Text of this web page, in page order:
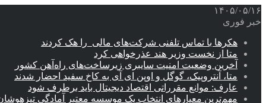
۱۴۰۵/۰۵/۱۶
خبر فوری
هکرها با تماس تلفنی شرکت‌های مالی را هک کردند
متا از نخست وزیر هند عذرخواهی کرد
آخرین وضعیت امنیت سایبری زیرساخت‌های راه‌آهن کشور
متا، آنتروپیک، گوگل و اوپن ای آی به کاخ سفید احضار شدند
عارف: موانع مقرراتی اقتصاد دیجیتال باید برطرف شود
مهم‌ترین معیارهای انتخاب یک موسسه معتبر آمادگی